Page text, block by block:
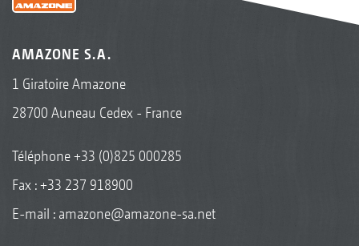
AMAZONE S.A.
1 Giratoire Amazone
28700 Auneau Cedex - France
Téléphone+33 (0)825 000285
Fax : +33 237 918900
E-mail : amazone@amazone-sa.net